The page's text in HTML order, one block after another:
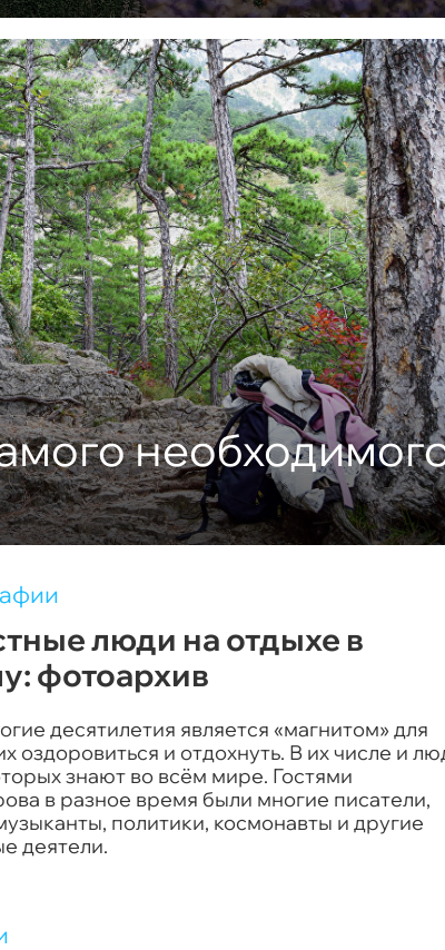
люди на отдыхе в
фотоархив
десятилетия является «магнитом» для
оздоровиться и отдохнуть. В их числе и
знают во всём мире. Гостями
в разное время были многие писатели,
политики, космонавты и другие
деятели.